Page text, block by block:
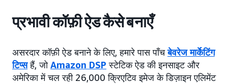
प्रभावी कॉफ़ी ऐड कैसे बनाएँ
असरदार कॉफ़ी ऐड बनाने के लिए, हमारे पास पाँचबेवरेज मार्केटिंग
टिप्सहैं, जोAmazon DSP स्टेटिक ऐड की इनसाइट और
अमेरिका में चल रही 26,000 क्रिएटिव इमेज के डिज़ाइन एलिमेंट